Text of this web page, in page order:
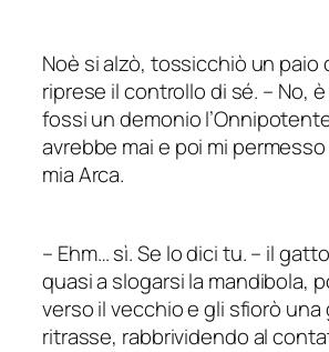
Noè si alzò, tossicchiò un paio
riprese il controllo di sé. – No,
fossi un demonio
avrebbe mai e poi mi
mia Arca.
– Ehm… sì. Se lo dici tu.– il
quasi a slogarsi la mandibola,
verso il vecchio e gli sfiorò una
ritrasse, rabbrividendo al